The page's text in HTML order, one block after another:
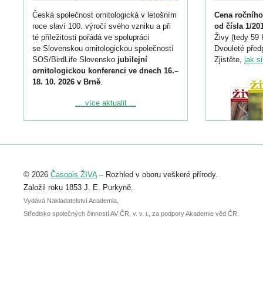
Česká společnost ornitologická v letošním
roce slaví 100. výročí svého vzniku a při
té příležitosti pořádá ve spolupráci
se Slovenskou ornitologickou společností
SOS/BirdLife Slovensko jubilejní
ornitologickou konferenci ve dnech 16.–
18. 10. 2026 v Brně.
Podrobnější informace ke konferenci
Registrovat se můžete do 6. září.
abstraktu přihlášené přednášky nebo
posteru je už 30. června.
... více aktualit ...
Cena
od čísla 1/
Živy (tedy 59
Dvouleté
Zjistěte, jak
© 2026 Časopis ŽIVA– Rozhled v oboru veškeré přírody.
Založil roku 1853 J. E. Purkyně.
Vydává Nakladatelství Academia,
Středisko společných činností AV ČR, v. v. i., za podpory Akademie věd ČR.